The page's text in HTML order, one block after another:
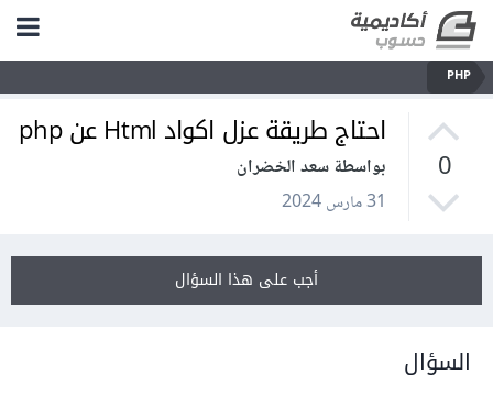
PHP
0
احتاج طريقة عزل اكواد Html عن php
بواسطة سعد الخضران
31 مارس 2024
أجب على هذا السؤال
السؤال